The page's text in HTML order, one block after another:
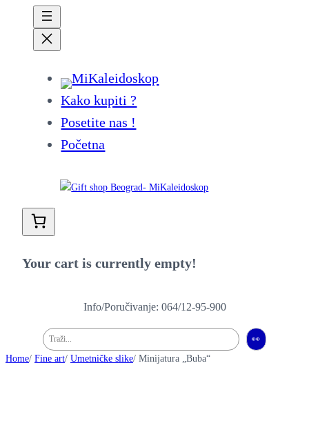
Kako kupiti ?
Posetite nas !
Početna
Your cart is currently empty!
Info/Poručivanje: 064/12-95-900
Pretraga 👀
Home/ Fine art/ Umetničke slike/ Minijatura „Buba“